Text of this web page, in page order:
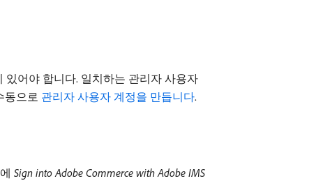
있어야 합니다. 일치하는 관리자 사용자
동으로 관리자 사용자 계정을 만듭니다.
Sign into Adobe Commerce with Adobe IMS